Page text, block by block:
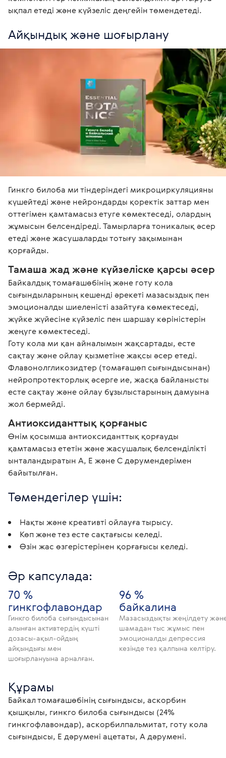
ықпал етеді және күйзеліс деңгейін төмендетеді.
Айқындық және шоғырлану
Гинкго билоба ми тіндеріндегі микроциркуляцияны
күшейтеді және нейрондарды қоректік заттар мен
оттегімен қамтамасыз етуге көмектеседі, олардың
жұмысын белсендіреді. Тамырларға тоникалық әсер
етеді және жасушаларды тотығу зақымынан
қорғайды.
Тамаша жад және күйзеліске қарсы әсер
Байкалдық томағашөбінің және готу кола
сығындыларының кешенді әрекеті мазасыздық пен
эмоционалды шиеленісті азайтуға көмектеседі,
жүйке жүйесіне күйзеліс пен шаршау көріністерін
жеңуге көмектеседі.
Готу кола ми қан айналымын жақсартады, есте
сақтау және ойлау қызметіне жақсы әсер етеді.
Флавонолгликозидтер (томағашөп сығындысынан)
нейропротекторлық әсерге ие, жасқа байланысты
есте сақтау және ойлау бұзылыстарының дамуына
жол бермейді.
Антиоксиданттық қорғаныс
Өнім қосымша антиоксиданттық қорғауды
қамтамасыз ететін және жасушалық белсенділікті
ынталандыратын А, Е және С дәрумендерімен
байытылған.
Төмендегілер үшін:
Нақты және креативті ойлауға тырысу.
Көп және тез есте сақтағысы келеді.
Өзін жас өзгерістерінен қорғағысы келеді.
Әр капсулада:
70 %
гинкгофлавондар
Гинкго билоба сығындысынан
алынған активтердің күшті
дозасы-ақыл-ойдың
айқындығы мен
шоғырлануына арналған.
96 %
байкалина
Мазасыздықты жеңілдету
шамадан тыс жұмыс пен
эмоционалды депрессия
кезінде тез қалпына келтіру.
Құрамы
Байкал томағашөбінің сығындысы, аскорбин
қышқылы, гинкго билоба сығындысы (24%
гинкгофлавондар), аскорбилпальмитат, готу кола
сығындысы, Е дәрумені ацетаты, А дәрумені.